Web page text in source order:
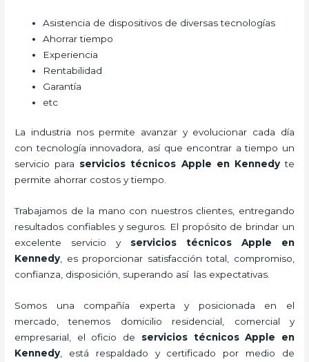
Asistencia de dispositivos de diversas tecnologías
Ahorrar tiempo
Experiencia
Rentabilidad
Garantía
etc
La industria nos permite avanzar y evolucionar cada día
con tecnología innovadora, así que encontrar a tiempo un
servicio para servicios técnicos Apple en Kennedyte
permite ahorrar costos y tiempo.
Trabajamos de la mano con nuestros clientes, entregando
resultados confiables y seguros. El propósito de brindar un
excelente servicio y servicios técnicos Apple en
Kennedy , es proporcionar satisfacción total, compromiso,
confianza, disposición, superando así las expectativas.
Somos una compañía experta y posicionada en el
mercado, tenemos domicilio residencial, comercial y
empresarial, el oficio de servicios técnicos Apple
en
Kennedy , está respaldado y certificado por medio de